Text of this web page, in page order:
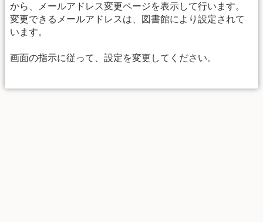
から、メールアドレス変更ページを表示して行います。
変更できるメールアドレスは、図書館により設定されて
います。
画面の指示に従って、設定を変更してください。